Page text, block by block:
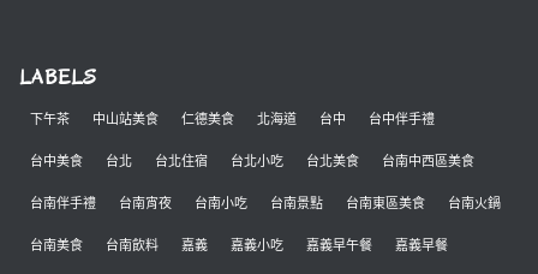
LABELS
下午茶 中山站美食 仁德美食 北海道 台中 台中伴手禮
台中美食 台北 台北住宿 台北小吃 台北美食 台南中西區美食
台南伴手禮 台南宵夜 台南小吃 台南景點 台南東區美食 台南火鍋
台南美食 台南飲料 嘉義 嘉義小吃 嘉義早午餐 嘉義早餐